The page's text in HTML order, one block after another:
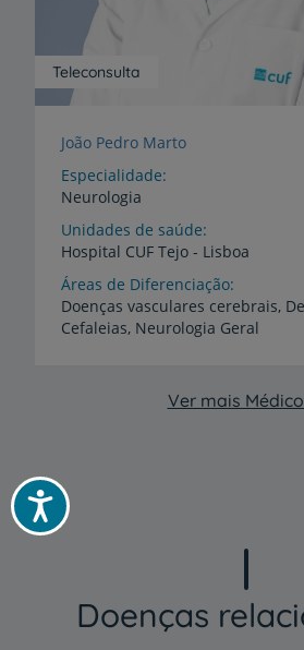
Acessibilidade
Teleconsulta
João Pedro Marto
Especialidade
Neurologia
Unidades de saúde
Hospital CUF Tejo - Lisboa
Áreas de Diferenciação
Doenças vasculares cerebrais,
Cefaleias, Neurologia Geral
Ver mais
Doenças